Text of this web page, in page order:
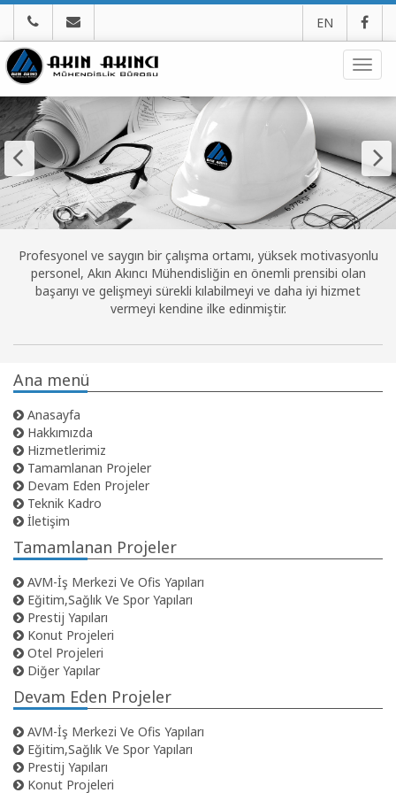
EN
Profesyonel ve saygın bir çalışma ortamı, yüksek motivasyonlu
personel, Akın Akıncı Mühendisliğin en önemli prensibi olan
başarıyı ve gelişmeyi sürekli kılabilmeyi ve daha iyi hizmet
vermeyi kendine ilke edinmiştir.
Ana menü
Anasayfa
Hakkımızda
Hizmetlerimiz
Tamamlanan Projeler
Devam Eden Projeler
Teknik Kadro
İletişim
Tamamlanan Projeler
AVM-İş Merkezi Ve Ofis Yapıları
Eğitim,Sağlık Ve Spor Yapıları
Prestij Yapıları
Konut Projeleri
Otel Projeleri
Diğer Yapılar
Devam Eden Projeler
AVM-İş Merkezi Ve Ofis Yapıları
Eğitim,Sağlık Ve Spor Yapıları
Prestij Yapıları
Konut Projeleri